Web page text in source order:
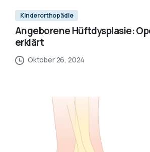
Kinderorthopädie
Angeborene Hüftdysplasie:
erklärt
Oktober 26, 2024